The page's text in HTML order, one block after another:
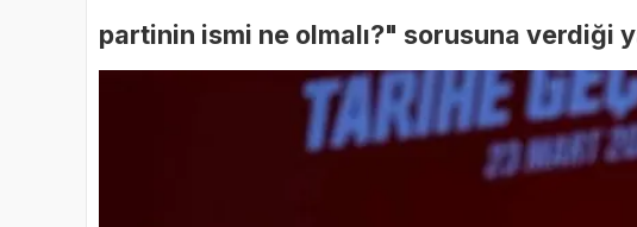
partinin ismi ne olmalı?" sorusuna verdiği